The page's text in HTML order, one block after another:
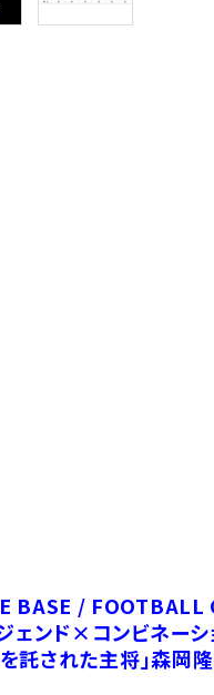
BASE / FOOTBALL
ェンド×コンビネーシ
託された主将」森岡